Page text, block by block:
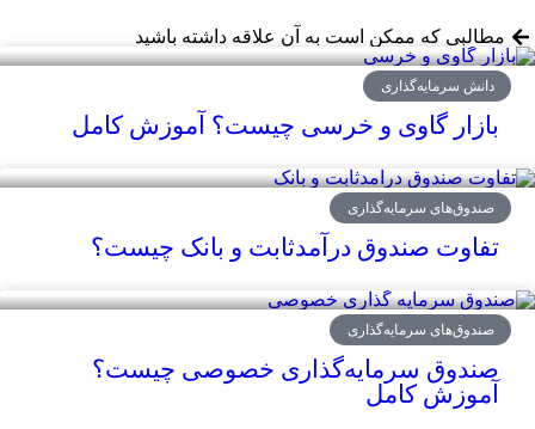
مطالبی که ممکن است به آن علاقه داشته باشید
دانش سرمایه‌گذاری
بازار گاوی و خرسی چیست؟ آموزش کامل
صندوق‌های سرمایه‌گذاری
تفاوت صندوق درآمدثابت و بانک چیست؟
صندوق‌های سرمایه‌گذاری
صندوق سرمایه‌گذاری خصوصی چیست؟
آموزش کامل